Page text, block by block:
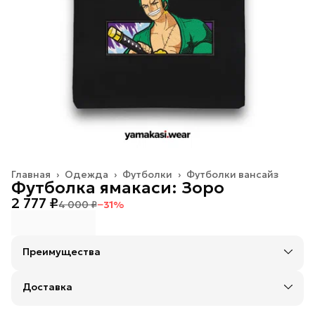
Футболки вансайз
Футболки ›
Одежда ›
Главная ›
Футболка ямакаси: Зоро
2 777 ₽4 000 ₽−31%
Преимущества
Оплата — картой, СБП или наличными
Доставка в пункты выдачи или до двери: Яндекс,
Доставка